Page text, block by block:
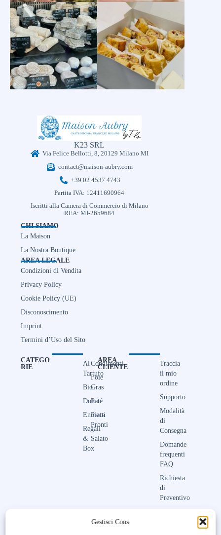
Gestisci Consenso
K23 SRL
Via Felice Bellotti, 8, 20129 Milano MI
contact@maison-aubry.com
+39 02 4537 4743
Partita IVA: 12411690964
Iscritti alla Camera di Commercio di Milano
REA: MI-2659684
CHI SIAMO
La Maison
La Nostra Boutique
AREA LEGALE
Condizioni di Vendita
Privacy Policy
Cookie Policy (UE)
Disconoscimento
Imprint
Termini d’Uso del Sito
CATEGO
RIE
Al
Tartufo
Bio
Dolci
Enoteca
Regali
&
Box
Condimenti
Foie
Gras
Paté
Piatti
Pronti
Salato
AREA
CLIENTE
Traccia
il mio
ordine
Supporto
Modalità
di
Consegna
Domande
frequenti
FAQ
Richiesta
di
Preventivo